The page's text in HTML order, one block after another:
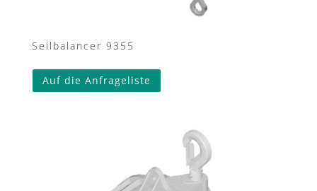
Seilbalancer 9355
Auf die Anfrageliste